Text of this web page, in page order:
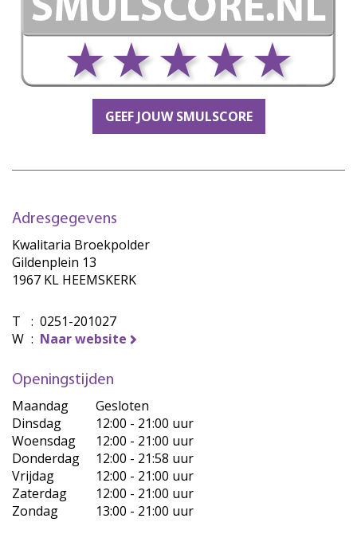
GEEF JOUW SMULSCORE
Adresgegevens
Kwalitaria Broekpolder
Gildenplein 13
1967 KL HEEMSKERK
T : 0251-201027
W : Naar website
Openingstijden
Maandag
Gesloten
Dinsdag
12:00 - 21:00 uur
Woensdag
12:00 - 21:00 uur
Donderdag
12:00 - 21:58 uur
Vrijdag
12:00 - 21:00 uur
Zaterdag
12:00 - 21:00 uur
Zondag
13:00 - 21:00 uur